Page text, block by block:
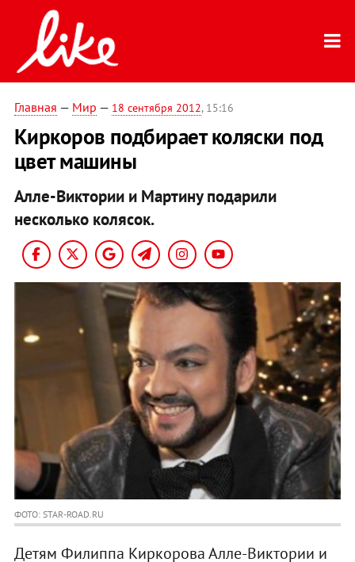
Главная — Мир — 18 сентября 2012, 15:16
Киркоров подбирает коляски под
цвет машины
Алле-Виктории и Мартину подарили
несколько колясок.
ФОТО: STAR-ROAD.RU
Детям Филиппа Киркорова Алле-Виктории и